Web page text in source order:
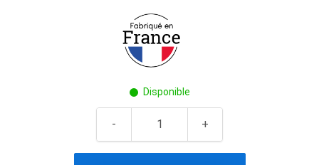
Disponible